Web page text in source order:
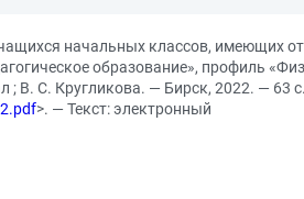
начальных классов, имеющих
образование», профиль
; В. С. Кругликова. — Бирск, 2022. — 63
>. — Текст: электронный